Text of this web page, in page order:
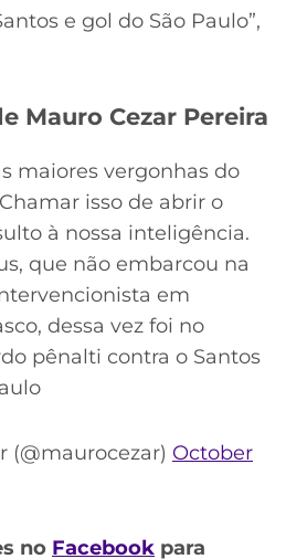
e gol do São Paulo”,
Mauro Cezar Pereira
maiores vergonhas do
isso de abrir o
à nossa inteligência.
que não embarcou na
em
dessa vez foi no
pênalti contra o Santos
(@maurocezar) October
no Facebook para